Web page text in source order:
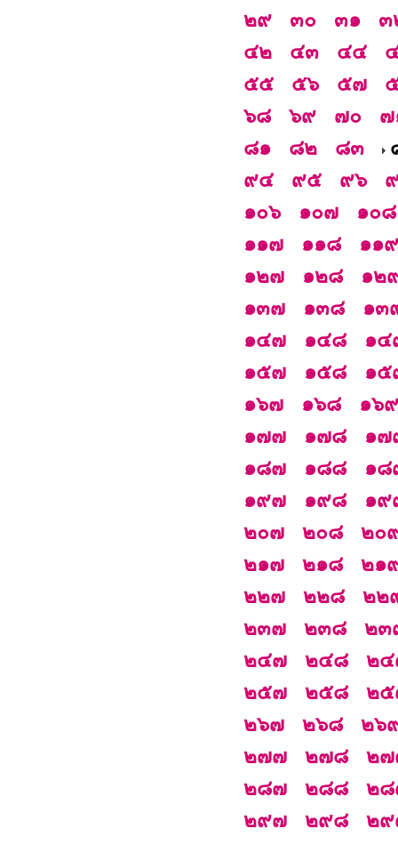
๒๙
๓๐ ๓๑
๓
๔๒
๔๓ ๔๔
๕๕
๕๖ ๕๗
๖๘
๖๙ ๗๐
๗
๘๑
๘๒ ๘๓
๙๔
๙๕ ๙๖
๑๐๖
๑๐๗
๑๐๘
๑๑๗
๑๑๘
๑๑๙
๑๒๗
๑๒๘
๑๒
๑๓๗
๑๓๘
๑๓
๑๔๗
๑๔๘
๑๔
๑๕๗
๑๕๘
๑๕
๑๖๗
๑๖๘
๑๖๙
๑๗๗
๑๗๘
๑๗
๑๘๗
๑๘๘
๑๘
๑๙๗
๑๙๘
๑๙
๒๐๗
๒๐๘
๒๐
๒๑๗
๒๑๘
๒๑
๒๒๗
๒๒๘
๒๒
๒๓๗
๒๓๘
๒๓
๒๔๗
๒๔๘
๒
๒๕๗
๒๕๘
๒
๒๖๗
๒๖๘
๒๖
๒๗๗
๒๗๘
๒
๒๘๗
๒๘๘
๒
๒๙๗
๒๙๘
๒